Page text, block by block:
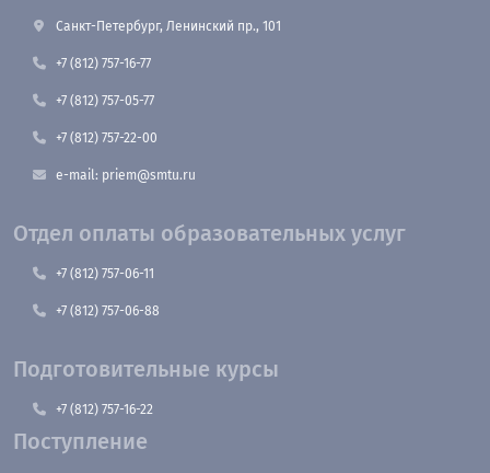
Санкт-Петербург, Ленинский пр., 101
+7 (812) 757-16-77
+7 (812) 757-05-77
+7 (812) 757-22-00
e-mail: priem@smtu.ru
Отдел оплаты образовательных услуг
+7 (812) 757-06-11
+7 (812) 757-06-88
Подготовительные курсы
+7 (812) 757-16-22
Поступление